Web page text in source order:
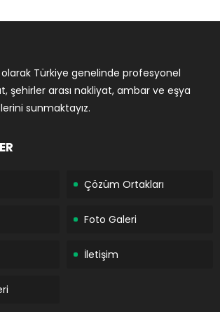
Türkiye genelinde profesyonel
şehirler arası nakliyat, ambar ve eşya
sunmaktayız.
Çözüm Ortakları
Foto Galeri
İletişim